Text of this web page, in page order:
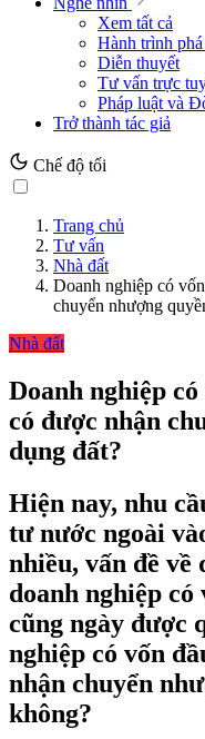
Xem tất cả
Hành trình phá
Diễn thuyết
Tư vấn trực
Pháp luật và
Trở thành tác giả
Chế độ tối
Trang chủ
Tư vấn
Nhà đất
Doanh nghiệp có
chuyển nhượng
Nhà đất
Doanh nghiệp
có được nhận
dụng đất?
Hiện nay, nhu
tư nước ngoài
nhiều, vấn đề về
doanh nghiệp
cũng ngày được
nghiệp có vốn
nhận chuyển
không?